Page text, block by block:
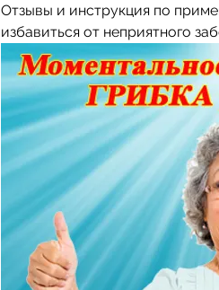
Отзывы и инструкция по
избавиться от неприятного